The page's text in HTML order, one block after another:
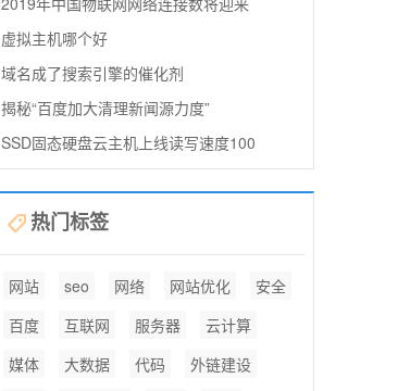
虚拟主机哪个好
域名成了搜索引擎的催化剂
揭秘“百度加大清理新闻源力度”
SSD固态硬盘云主机上线读写速度100
热门标签
网站 seo 网络 网站优化
安全
百度
互联网 服务器
云计算
媒体
大数据 代码
外链建设